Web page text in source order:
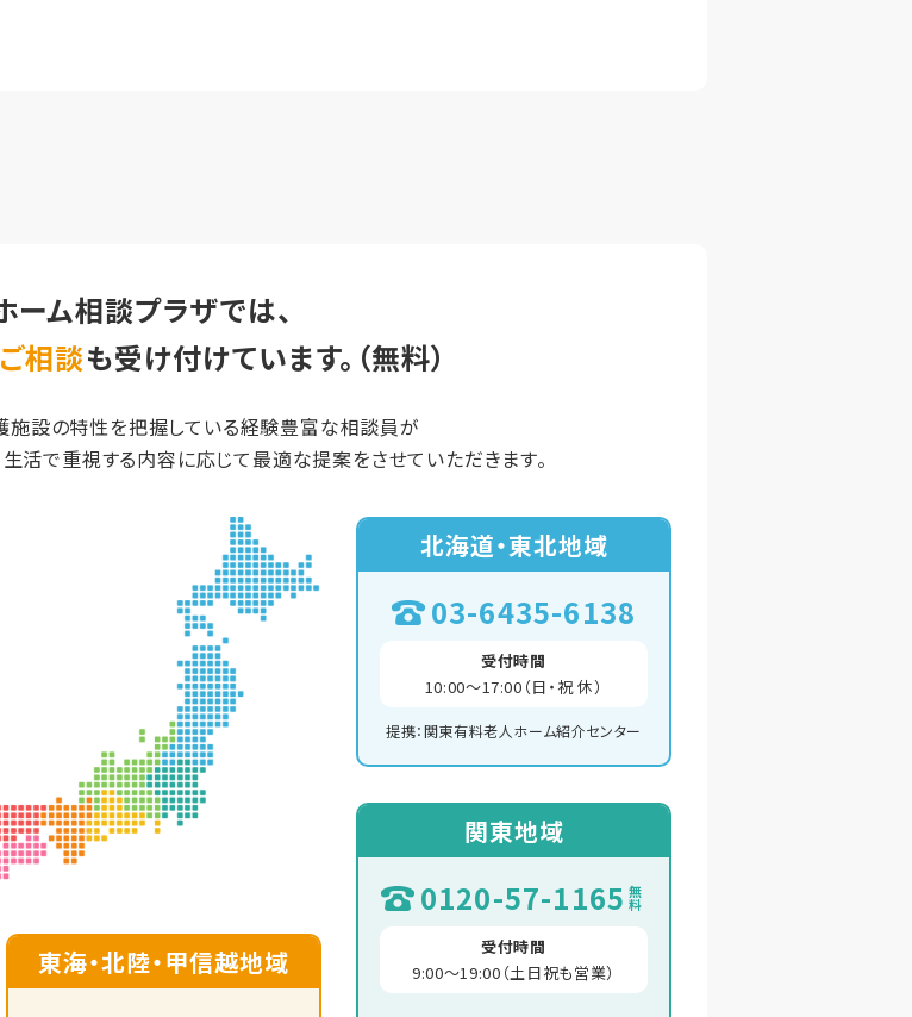
ーム相談プラザでは、
相談も受け付けています。（無料）
施設の特性を把握している経験豊富な相談員が
活で重視する内容に応じて最適な提案をさせていただきます。
関東地域
0120-57-1165 無料
受付時間
9:00～19:00（土日祝も営業）
北海道・東北地域
03-6435-6138
受付時間
10:00～17:00（日・祝 休）
提携：関東有料老人ホーム紹介センター
東海・北陸・甲信越地域